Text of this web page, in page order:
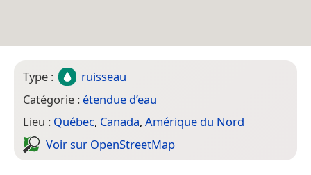
Type :
ruisseau
Catégorie : étendue d’eau
Lieu : Québec, Canada, Amérique du Nord
Voir sur Open­Street­Map